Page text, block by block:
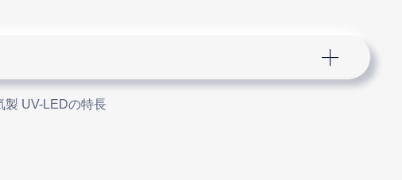
製 UV-LEDの特長